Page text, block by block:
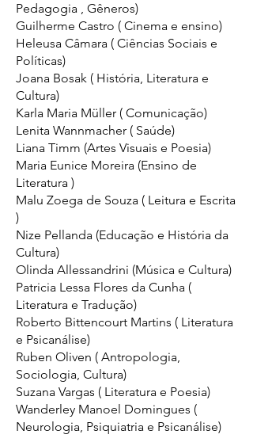
Pedagogia , Gêneros)
Guilherme Castro ( Cinema e ensino)
Heleusa Câmara ( Ciências Sociais e
Políticas)
Joana Bosak ( História, Literatura e
Cultura)
Karla Maria Müller ( Comunicação)
Lenita Wannmacher ( Saúde)
Liana Timm (Artes Visuais e Poesia)
Maria Eunice Moreira (Ensino de
Literatura )
Malu Zoega de Souza ( Leitura e Escrita
)
Nize Pellanda (Educação e História da
Cultura)
Olinda Allessandrini (Música e Cultura)
Patricia Lessa Flores da Cunha (
Literatura e Tradução)
Roberto Bittencourt Martins ( Literatura
e Psicanálise)
Ruben Oliven ( Antropologia,
Sociologia, Cultura)
Suzana Vargas ( Literatura e Poesia)
Wanderley Manoel Domingues (
Neurologia, Psiquiatria e Psicanálise)